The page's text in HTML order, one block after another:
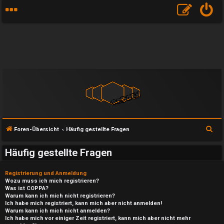
Foren-Übersicht Häufig gestellte Fragen
Häufig gestellte Fragen
Registrierung und Anmeldung
Wozu muss ich mich registrieren?
Was ist COPPA?
Warum kann ich mich nicht registrieren?
Ich habe mich registriert, kann mich aber nicht anmelden!
Warum kann ich mich nicht anmelden?
Ich habe mich vor einiger Zeit registriert, kann mich aber nicht mehr